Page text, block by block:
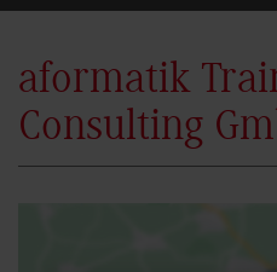
aformatik
Consulting